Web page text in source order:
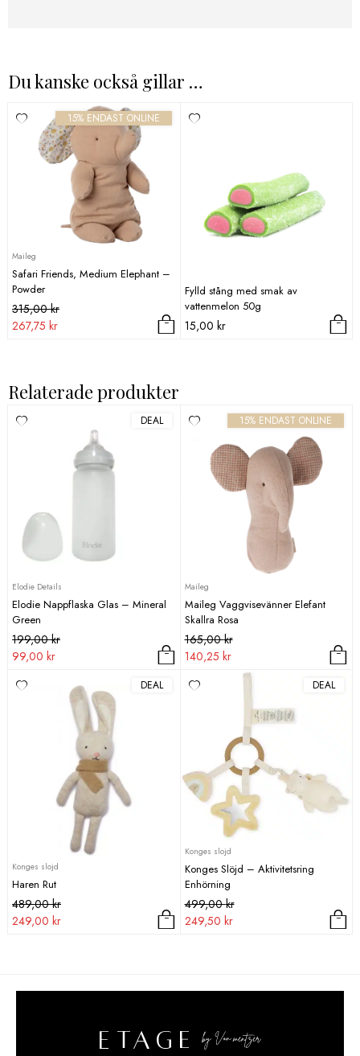
Du kanske också gillar …
15% ENDAST ONLINE
Maileg
Safari Friends, Medium Elephant –
Powder
315,00kr
Det
ursprungliga
267,75 kr
Det
nuvarande
Fylld stång med smak av
vattenmelon 50g
15,00 kr
Relaterade produkter
DEAL
Elodie Details
Elodie Nappflaska Glas – Mineral
Green
199,00kr
Det
ursprungliga
var:
99,00 kr
Det
nuvarande
är:
15% ENDAST ONLINE
Maileg
Maileg Vaggvisevänner Elefant
Skallra Rosa
165,00kr
Det
ursprungliga
var:
140,25 kr
Det
nuvarande
är:
DEAL
Konges slojd
Haren Rut
489,00kr
Det
ursprungliga
249,00 kr
Det
nuvarande
DEAL
Konges slojd
Konges Slöjd – Aktivitetsring
Enhörning
499,00kr
Det
ursprungliga
249,50 kr
Det
nuvarande